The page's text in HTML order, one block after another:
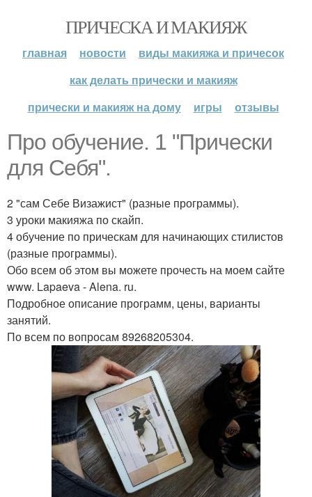
ПРИЧЕСКА И МАКИЯЖ
главная новости
виды макияжа и причесок
как делать прически и макияж
прически и макияж на дому
игры отзывы
Про обучение. 1 "Прически
для Себя".
2 "сам Себе Визажист" (разные программы).
3 уроки макияжа по скайп.
4 обучение по прическам для начинающих стилистов
(разные программы).
Обо всем об этом вы можете прочесть на моем сайте
www. Lapaeva - Alena. ru.
Подробное описание программ, цены, варианты
занятий.
По всем по вопросам 89268205304.